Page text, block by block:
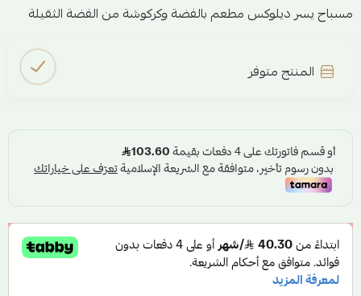
مسباح يسر ديلوكس مطعم بالفضة وكركوشة من الفضة الثقيلة
المنتج متوفر